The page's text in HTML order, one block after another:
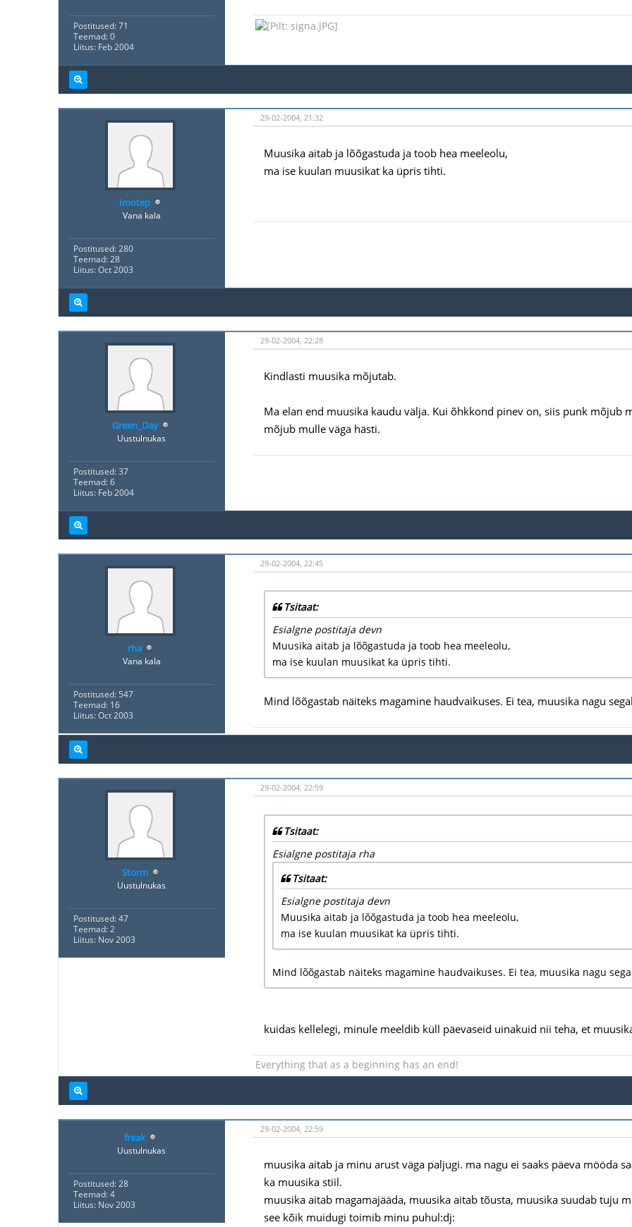
Postitused: 71
Teemad: 0
Liitus: Feb 2004
Imotep
Vana kala
Postitused: 280
Teemad: 28
Liitus: Oct 2003
29-02-2004, 21:32
Muusika aitab ja lõõgastuda ja toob hea meeleolu,
ma ise kuulan muusikat ka üpris tihti.
Green_Day
Uustulnukas
Postitused: 37
Teemad: 6
Liitus: Feb 2004
29-02-2004, 22:28
Kindlasti muusika mõjutab.
Ma elan end muusika kaudu välja. Kui õhkkond pinev on, siis punk mõjub
mõjub mulle väga hästi.
rha
Vana kala
Postitused: 547
Teemad: 16
Liitus: Oct 2003
29-02-2004, 22:45
Tsitaat:
Esialgne postitaja devn
Muusika aitab ja lõõgastuda ja toob hea meeleolu,
ma ise kuulan muusikat ka üpris tihti.
Mind lõõgastab näiteks magamine haudvaikuses. Ei tea, muusika nagu
Storm
Uustulnukas
Postitused: 47
Teemad: 2
Liitus: Nov 2003
29-02-2004, 22:59
Tsitaat:
Esialgne postitaja rha
Tsitaat:
Esialgne postitaja devn
Muusika aitab ja lõõgastuda ja toob hea meeleolu,
ma ise kuulan muusikat ka üpris tihti.
Mind lõõgastab näiteks magamine haudvaikuses. Ei tea, muusika nagu
kuidas kellelegi, minule meeldib küll päevaseid uinakuid nii teha, et
Everything that as a beginning has an end!
freak
Uustulnukas
Postitused: 28
Teemad: 4
Liitus: Nov 2003
29-02-2004, 22:59
muusika aitab ja minu arust väga paljugi. ma nagu ei saaks päeva mööda
ka muusika stiil.
muusika aitab magamajääda, muusika aitab tõusta, muusika suudab tuju
see kõik muidugi toimib minu puhul:dj: